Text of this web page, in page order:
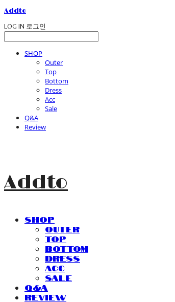
Addto
LOG IN 로그인
SHOP
Outer
Top
Bottom
Dress
Acc
Sale
Q&A
Review
Addto
SHOP
Outer
Top
Bottom
Dress
Acc
Sale
Q&A
Review